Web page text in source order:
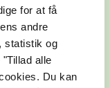
for at få
andre
statistik og
alle
Du kan